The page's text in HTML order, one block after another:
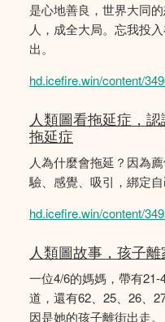
是心地善良，世界大同
人，成全大局。忘我投
出。
hd.icefire.win/content/
人類圖看拖延症，
拖延症
人為什麼會拖延？因為
驗、感覺、吸引，綁定自
hd.icefire.win/content/
人類圖故事，孩子離
一位4/6的媽媽，帶有21-
道，還有62、25、26、
因是她的孩子離街出走。